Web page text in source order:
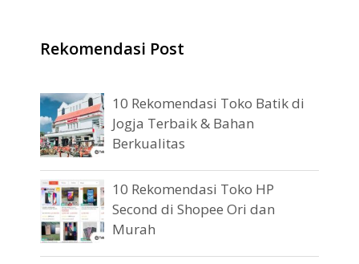
Rekomendasi Post
10 Rekomendasi Toko Batik di
Jogja Terbaik & Bahan
Berkualitas
10 Rekomendasi Toko HP
Second di Shopee Ori dan
Murah